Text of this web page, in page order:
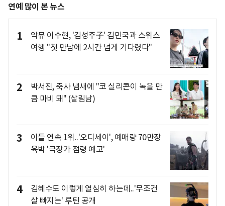
연예 많이 본 뉴스
1
악뮤 이수현, '김성주子' 김민국과 스위스
여행 "첫 만남에 2시간 넘게 기다렸다"
2
박서진, 축사 냄새에 "코 실리콘이 녹을 만
큼 마비 돼" (살림남)
3
이틀 연속 1위..'오디세이', 예매량 70만장
육박 '극장가 점령 예고'
4
김혜수도 이렇게 열심히 하는데..'무조건
살 빠지는' 루틴 공개